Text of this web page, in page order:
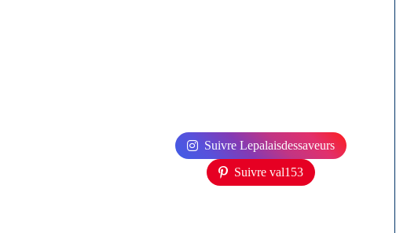
Suivre Lepalaisdessaveurs
Suivre val153